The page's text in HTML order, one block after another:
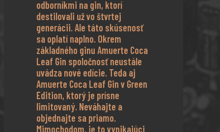
odborníkmi na gin, ktorí
destilovali už vo štvrtej
generácii. Ale táto skúsenosť
sa oplatí naplno. Okrem
základného ginu Amuerte Coca
Leaf Gin spoločnosť neustále
uvádza nové edície. Teda aj
Amuerte Coca Leaf Gin v Green
Edition, ktorý je prísne
limitovaný. Neváhajte a
objednajte sa priamo.
Mimochodom, je to vynikajúci